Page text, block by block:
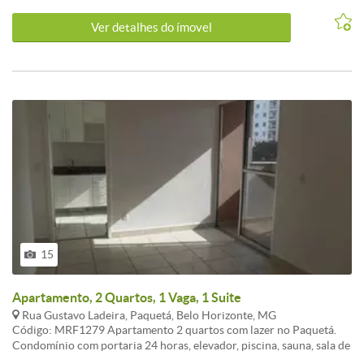
Ver detalhes do ímovel
15
Apartamento, 2 Quartos, 1 Vaga, 1 Suite
Rua Gustavo Ladeira, Paquetá, Belo Horizonte, MG
Código: MRF1279 Apartamento 2 quartos com lazer no Paquetá.
Condomínio com portaria 24 horas, elevador, piscina, sauna, sala de